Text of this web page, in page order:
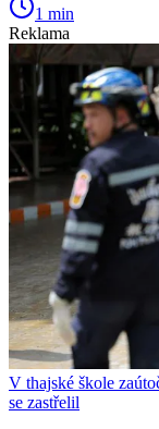
1 min
Reklama
V thajské škole
se zastřelil